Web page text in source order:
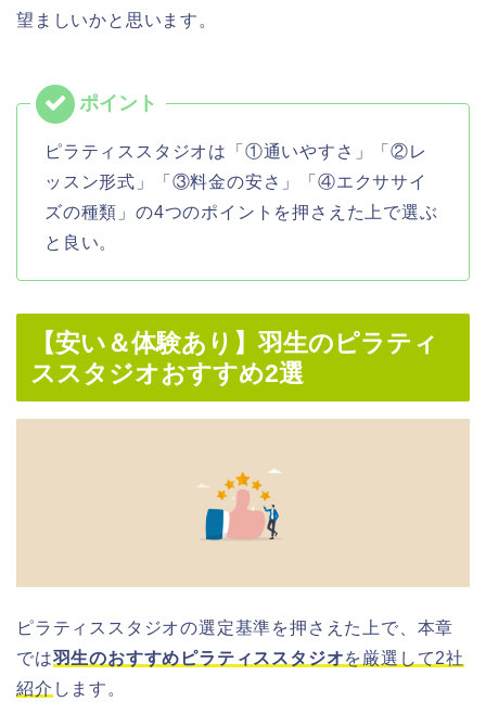
望ましいかと思います。
ピラティススタジオは「①通いやすさ」「②レ
ッスン形式」「③料金の安さ」「④エクササイ
ズの種類」の4つのポイントを押さえた上で選ぶ
と良い。
【安い＆体験あり】羽生のピラティ
ススタジオおすすめ2選
ピラティススタジオの選定基準を押さえた上で、本章
では羽生のおすすめピラティススタジオを厳選して2社
紹介 します。